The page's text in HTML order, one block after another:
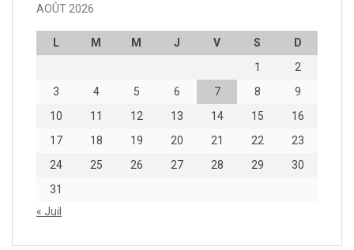
AOÛT 2026
L M M J V S
D
1
2
3
4 5 6 7 8
9
10
11 12 13 14 15
16
17
18 19 20 21 22
23
24
25 26 27 28 29
30
31
« Juil